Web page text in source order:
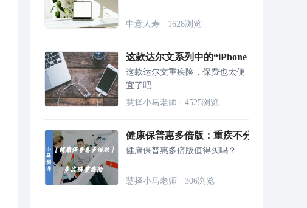
中意人寿 · 1628浏览
这款达尔文系列中的“iPhone se”，你要
这款达尔文重疾险，保费也太便
宜了吧
慧择小马老师 · 4525浏览
健康保普惠多倍版：重疾不分组赔两次，
健康保普惠多倍版值得买吗？
慧择小马老师 · 306浏览